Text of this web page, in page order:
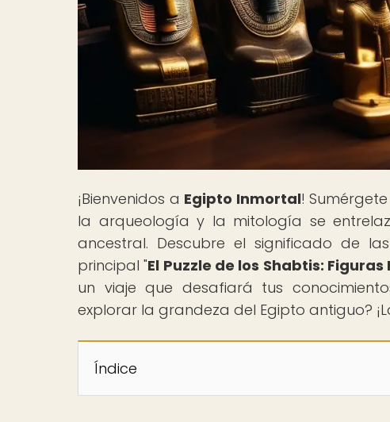
¡Bienvenidos a Egipto Inmortal!
la arqueología y la mitología se
ancestral. Descubre el significado de
principal "El Puzzle de los Shabtis:
un viaje que desafiará tus
explorar la grandeza del Egipto antiguo?
Índice